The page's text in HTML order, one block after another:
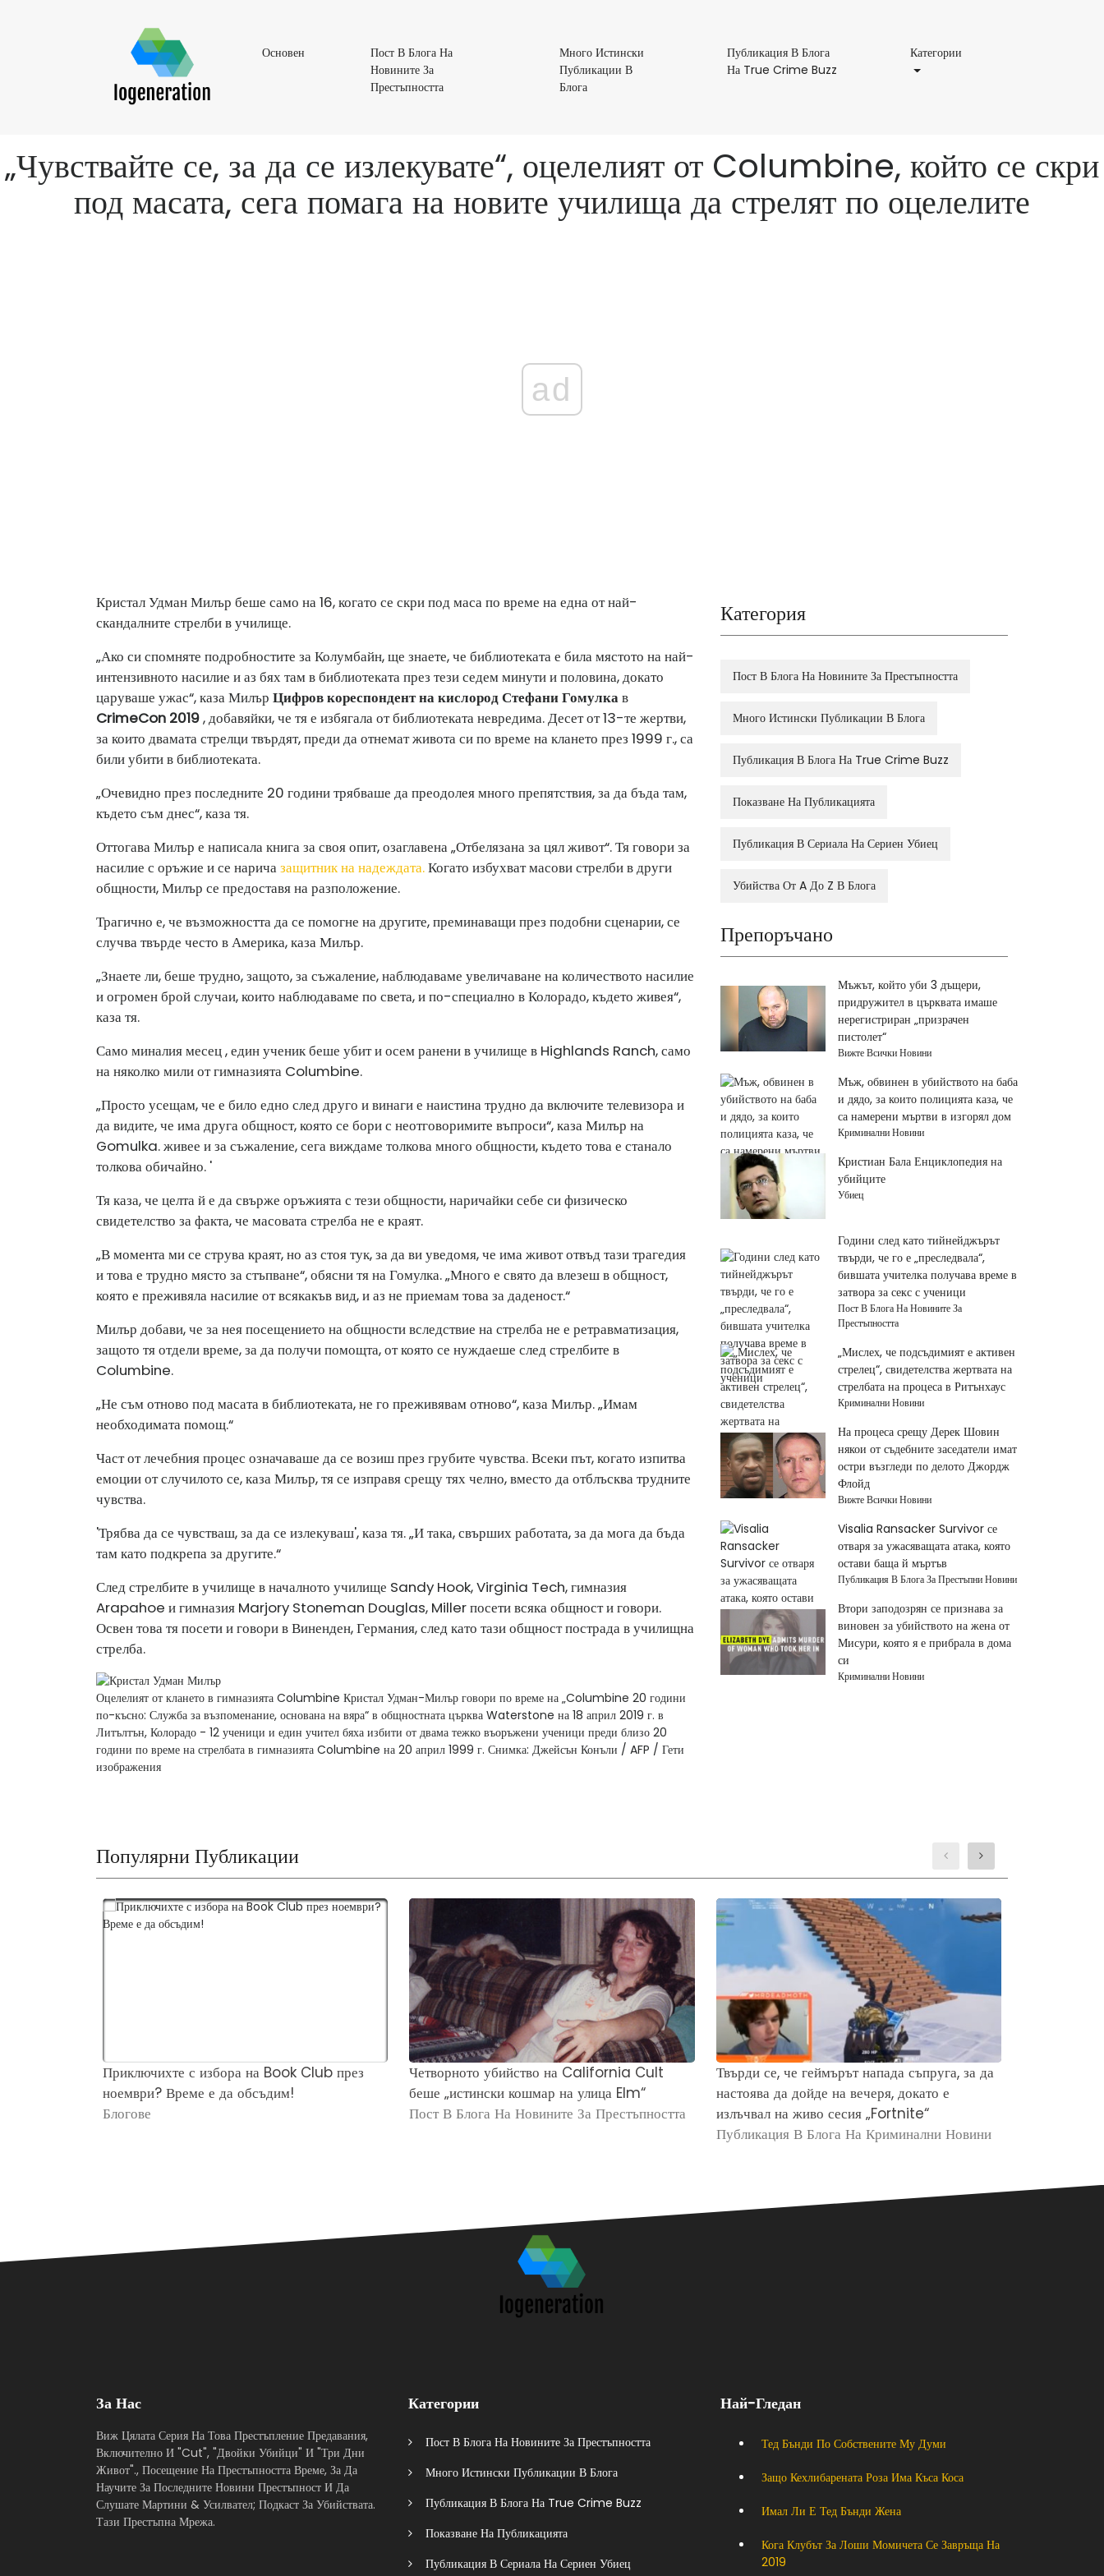
ОсновенОсновен
Пост В Блога На
Новините За
ПрестъпносттаПост
За
Много Истински
Публикации В
БлогаМного
Публикация В Блога
На True Crime Buzz
Crime
Buzz
Категории
„Чувствайте се, за да се излекувате“, оцелелият от Columbine, който се скри
под масата, сега помага на новите училища да стрелят по оцелелите
ad
Кристал Удман Милър беше само на 16, когато се скри под маса по време на една от най-
скандалните стрелби в училище.
„Ако си спомняте подробностите за Колумбайн, ще знаете, че библиотеката е била мястото на най-
интензивното насилие и аз бях там в библиотеката през тези седем минути и половина, докато
царуваше ужас“, каза Милър Цифров кореспондент на кислород Стефани Гомулкав
CrimeCon 2019, добавяйки, че тя е избягала от библиотеката невредима. Десет от 13-те жертви,
за които двамата стрелци твърдят, преди да отнемат живота си по време на клането през 1999 г., са
били убити в библиотеката.
„Очевидно през последните 20 години трябваше да преодолея много препятствия, за да бъда там,
където съм днес“, каза тя.
Оттогава Милър е написала книга за своя опит, озаглавена „Отбелязана за цял живот“. Тя говори за
насилие с оръжие и се наричазащитник на надеждата.Когато избухват масови стрелби в други
общности, Милър се предоставя на разположение.
Трагично е, че възможността да се помогне на другите, преминаващи през подобни сценарии, се
случва твърде често в Америка, каза Милър.
„Знаете ли, беше трудно, защото, за съжаление, наблюдаваме увеличаване на количеството насилие
и огромен брой случаи, които наблюдаваме по света, и по-специално в Колорадо, където живея“,
каза тя.
Само миналия месец , един ученик беше убит и осем ранени в училище в Highlands Ranch, само
на няколко мили от гимназията Columbine.
„Просто усещам, че е било едно след друго и винаги е наистина трудно да включите телевизора и
да видите, че има друга общност, която се бори с неотговоримите въпроси“, каза Милър на
Gomulka. живее и за съжаление, сега виждаме толкова много общности, където това е станало
толкова обичайно. '
Тя каза, че целта й е да свърже оръжията с тези общности, наричайки себе си физическо
свидетелство за факта, че масовата стрелба не е краят.
„В момента ми се струва краят, но аз стоя тук, за да ви уведомя, че има живот отвъд тази трагедия
и това е трудно място за стъпване“, обясни тя на Гомулка. „Много е свято да влезеш в общност,
която е преживяла насилие от всякакъв вид, и аз не приемам това за даденост.“
Милър добави, че за нея посещението на общности вследствие на стрелба не е ретравматизация,
защото тя отдели време, за да получи помощта, от която се нуждаеше след стрелбите в
Columbine.
„Не съм отново под масата в библиотеката, не го преживявам отново“, каза Милър. „Имам
необходимата помощ.“
Част от лечебния процес означаваше да се возиш през грубите чувства. Всеки път, когато изпитва
емоции от случилото се, каза Милър, тя се изправя срещу тях челно, вместо да отблъсква трудните
чувства.
'Трябва да се чувстваш, за да се излекуваш', каза тя. „И така, свърших работата, за да мога да бъда
там като подкрепа за другите.“
След стрелбите в училище в началното училище Sandy Hook, Virginia Tech, гимназия
Arapahoe и гимназия Marjory Stoneman Douglas, Miller посети всяка общност и говори.
Освен това тя посети и говори в Виненден, Германия, след като тази общност пострада в училищна
стрелба.
Оцелелият от клането в гимназията Columbine Кристал Удман-Милър говори по време на „Columbine 20 години
по-късно: Служба за възпоменание, основана на вяра“ в общностната църква Waterstone на 18 април 2019 г. в
Литълтън, Колорадо - 12 ученици и един учител бяха избити от двама тежко въоръжени ученици преди близо 20
години по време на стрелбата в гимназията Columbine на 20 април 1999 г. Снимка: Джейсън Конъли / AFP / Гети
изображения
Категория
Пост В Блога На Новините За Престъпността
Много Истински Публикации В Блога
Публикация В Блога На True Crime Buzz
Показване На Публикацията
Публикация В Сериала На Сериен Убиец
Убийства От A До Z В Блога
Препоръчано
Мъжът, който уби 3 дъщери,
придружител в църквата имаше
нерегистриран „призрачен
пистолет“
Вижте Всички Новини
Мъж, обвинен в убийството на баба
и дядо, за които полицията каза, че
са намерени мъртви в изгорял дом
Криминални Новини
Кристиан Бала Енциклопедия на
убийците
Убиец
Години след като тийнейджърът
твърди, че го е „преследвала“,
бившата учителка получава време в
затвора за секс с ученици
Пост В Блога На Новините За
Престъпността
„Мислех, че подсъдимият е активен
стрелец“, свидетелства жертвата на
стрелбата на процеса в Ритънхаус
Криминални Новини
На процеса срещу Дерек Шовин
някои от съдебните заседатели имат
остри възгледи по делото Джордж
Флойд
Вижте Всички Новини
Visalia Ransacker Survivor се
отваря за ужасяващата атака, която
остави баща й мъртъв
Публикация В Блога За Престъпни Новини
Втори заподозрян се признава за
виновен за убийството на жена от
Мисури, която я е прибрала в дома
си
Криминални Новини
Популярни Публикации
Приключихте с избора на Book Club през
ноември? Време е да обсъдим!
Блогове
Четворното убийство на California Cult
беше „истински кошмар на улица Elm“
Пост В Блога На Новините За Престъпността
Твърди се, че геймърът напада съпруга, за да
настоява да дойде на вечеря, докато е
излъчвал на живо сесия „Fortnite“
Публикация В Блога На Криминални Новини
За Нас
Виж Цялата Серия На Това Престъпление Предавания,
Включително И "Cut", "Двойки Убийци" И "Три Дни
Живот"., Посещение На Престъпността Време, За Да
Научите За Последните Новини Престъпност И Да
Слушате Мартини & Усилвател; Подкаст За Убийствата.
Тази Престъпна Мрежа.
Категории
Пост В Блога На Новините За Престъпността
Много Истински Публикации В Блога
Публикация В Блога На True Crime Buzz
Показване На Публикацията
Публикация В Сериала На Сериен Убиец
Най-Гледан
Тед Бънди По Собствените Му Думи
Защо Кехлибарената Роза Има Къса Коса
Имал Ли Е Тед Бънди Жена
Кога Клубът За Лоши Момичета Се Завръща На
2019